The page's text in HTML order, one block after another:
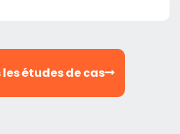
études de cas